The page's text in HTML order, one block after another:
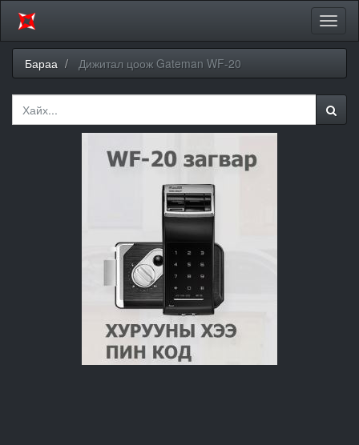
Бараа
Дижитал цоож Gateman WF-20